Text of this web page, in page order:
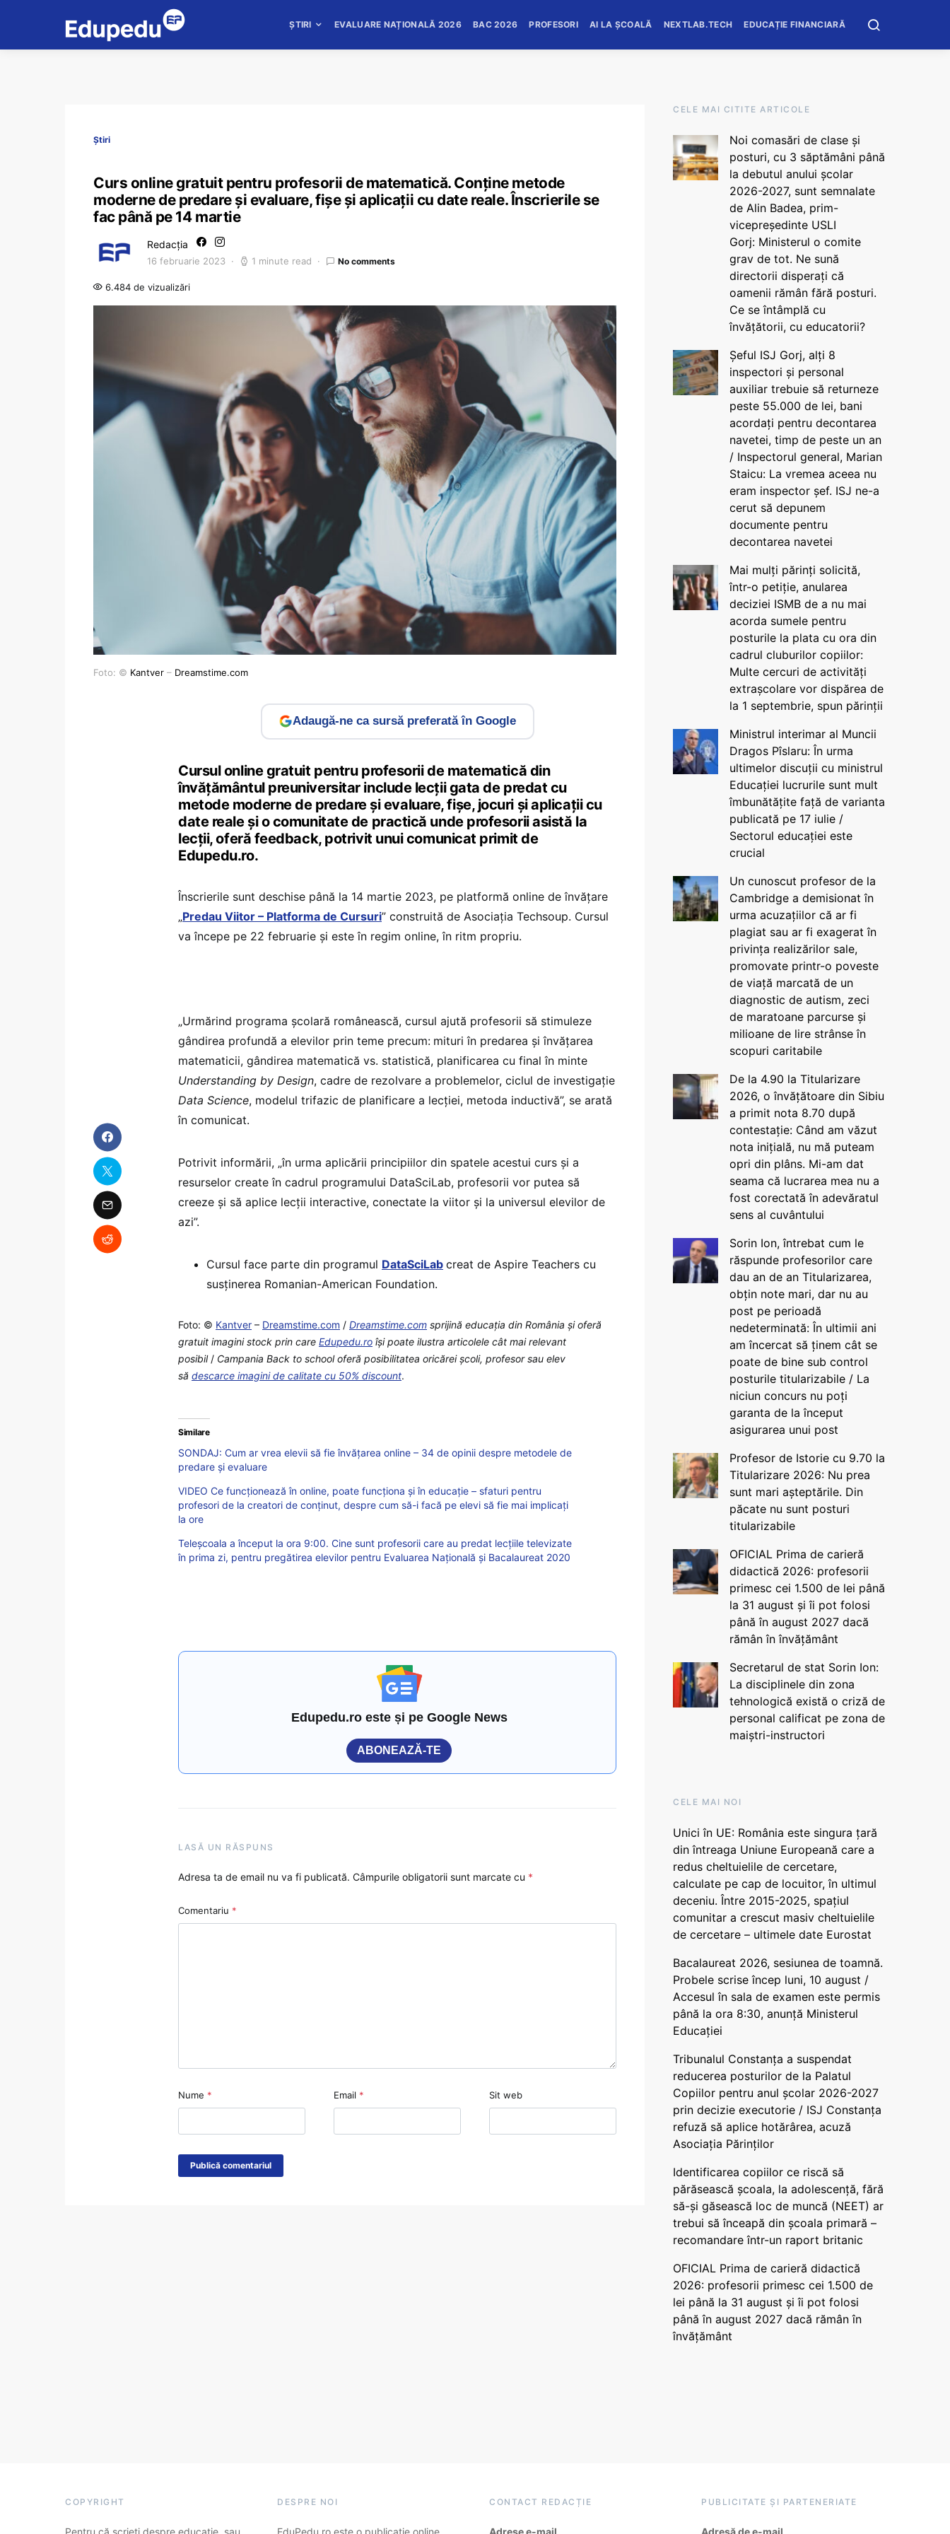
ȘTIRI EVALUARE NAȚIONALĂ 2026 BAC 2026 PROFESORI AI LA ȘCOALĂ NEXTLAB.TECH EDUCAȚIE FINANCIARĂ
Știri
Curs online gratuit pentru profesorii de matematică. Conține metode
moderne de predare și evaluare, fișe și aplicații cu date reale. Înscrierile se
fac până pe 14 martie
Redacția
16 februarie 2023 1 minute read No comments
6.484 de vizualizări
Foto: © Kantver – Dreamstime.com
Adaugă-ne ca sursă preferată în Google
Cursul online gratuit pentru profesorii de matematică din
învățământul preuniversitar include lecții gata de predat cu
metode moderne de predare și evaluare, fișe, jocuri și aplicații cu
date reale și o comunitate de practică unde profesorii asistă la
lecții, oferă feedback, potrivit unui comunicat primit de
Edupedu.ro.
Înscrierile sunt deschise până la 14 martie 2023, pe platformă online de învățare
„Predau Viitor – Platforma de Cursuri” construită de Asociația Techsoup. Cursul
va începe pe 22 februarie și este în regim online, în ritm propriu.
„Urmărind programa școlară românească, cursul ajută profesorii să stimuleze
gândirea profundă a elevilor prin teme precum: mituri în predarea și învățarea
matematicii, gândirea matematică vs. statistică, planificarea cu final în minte
Understanding by Design, cadre de rezolvare a problemelor, ciclul de investigație
Data Science, modelul trifazic de planificare a lecției, metoda inductivă”, se arată
în comunicat.
Potrivit informării, „în urma aplicării principiilor din spatele acestui curs și a
resurselor create în cadrul programului DataSciLab, profesorii vor putea să
creeze și să aplice lecții interactive, conectate la viitor și la universul elevilor de
azi”.
Cursul face parte din programul DataSciLab creat de Aspire Teachers cu
susținerea Romanian-American Foundation.
Foto: © Kantver – Dreamstime.com / Dreamstime.com sprijină educaţia din România şi oferă
gratuit imagini stock prin care Edupedu.ro îşi poate ilustra articolele cât mai relevant
posibil/ Campania Back to school oferă posibilitatea oricărei școli, profesor sau elev
să descarce imagini de calitate cu 50% discount.
Similare
SONDAJ: Cum ar vrea elevii să fie învățarea online – 34 de opinii despre metodele de
predare și evaluare
VIDEO Ce funcționează în online, poate funcționa și în educație – sfaturi pentru
profesori de la creatori de conținut, despre cum să-i facă pe elevi să fie mai implicați
la ore
Teleșcoala a început la ora 9:00. Cine sunt profesorii care au predat lecțiile televizate
în prima zi, pentru pregătirea elevilor pentru Evaluarea Națională și Bacalaureat 2020
Edupedu.ro este și pe Google News
ABONEAZĂ-TE
LASĂ UN RĂSPUNS
Adresa ta de email nu va fi publicată. Câmpurile obligatorii sunt marcate cu *
Comentariu *
Nume * Email * Sit web
CELE MAI CITITE ARTICOLE
Noi comasări de clase și
posturi, cu 3 săptămâni până
la debutul anului școlar
2026-2027, sunt semnalate
de Alin Badea, prim-
vicepreședinte USLI
Gorj: Ministerul o comite
grav de tot. Ne sună
directorii disperați că
oamenii rămân fără posturi.
Ce se întâmplă cu
învățătorii, cu educatorii?
Șeful ISJ Gorj, alți 8
inspectori și personal
auxiliar trebuie să returneze
peste 55.000 de lei, bani
acordați pentru decontarea
navetei, timp de peste un an
/ Inspectorul general, Marian
Staicu: La vremea aceea nu
eram inspector șef. ISJ ne-a
cerut să depunem
documente pentru
decontarea navetei
Mai mulți părinți solicită,
într-o petiție, anularea
deciziei ISMB de a nu mai
acorda sumele pentru
posturile la plata cu ora din
cadrul cluburilor copiilor:
Multe cercuri de activități
extrașcolare vor dispărea de
la 1 septembrie, spun părinții
Ministrul interimar al Muncii
Dragos Pîslaru: În urma
ultimelor discuții cu ministrul
Educației lucrurile sunt mult
îmbunătățite față de varianta
publicată pe 17 iulie /
Sectorul educației este
crucial
Un cunoscut profesor de la
Cambridge a demisionat în
urma acuzațiilor că ar fi
plagiat sau ar fi exagerat în
privința realizărilor sale,
promovate printr-o poveste
de viață marcată de un
diagnostic de autism, zeci
de maratoane parcurse și
milioane de lire strânse în
scopuri caritabile
De la 4.90 la Titularizare
2026, o învățătoare din Sibiu
a primit nota 8.70 după
contestație: Când am văzut
nota inițială, nu mă puteam
opri din plâns. Mi-am dat
seama că lucrarea mea nu a
fost corectată în adevăratul
sens al cuvântului
Sorin Ion, întrebat cum le
răspunde profesorilor care
dau an de an Titularizarea,
obțin note mari, dar nu au
post pe perioadă
nedeterminată: În ultimii ani
am încercat să ținem cât se
poate de bine sub control
posturile titularizabile / La
niciun concurs nu poți
garanta de la început
asigurarea unui post
Profesor de Istorie cu 9.70 la
Titularizare 2026: Nu prea
sunt mari așteptările. Din
păcate nu sunt posturi
titularizabile
OFICIAL Prima de carieră
didactică 2026: profesorii
primesc cei 1.500 de lei până
la 31 august și îi pot folosi
până în august 2027 dacă
rămân în învățământ
Secretarul de stat Sorin Ion:
La disciplinele din zona
tehnologică există o criză de
personal calificat pe zona de
maiștri-instructori
CELE MAI NOI
Unici în UE: România este singura țară
din întreaga Uniune Europeană care a
redus cheltuielile de cercetare,
calculate pe cap de locuitor, în ultimul
deceniu. Între 2015-2025, spațiul
comunitar a crescut masiv cheltuielile
de cercetare – ultimele date Eurostat
Bacalaureat 2026, sesiunea de toamnă.
Probele scrise încep luni, 10 august /
Accesul în sala de examen este permis
până la ora 8:30, anunță Ministerul
Educației
Tribunalul Constanța a suspendat
reducerea posturilor de la Palatul
Copiilor pentru anul școlar 2026-2027
prin decizie executorie / ISJ Constanța
refuză să aplice hotărârea, acuză
Asociația Părinților
Identificarea copiilor ce riscă să
părăsească școala, la adolescență, fără
să-și găsească loc de muncă (NEET) ar
trebui să înceapă din școala primară –
recomandare într-un raport britanic
OFICIAL Prima de carieră didactică
2026: profesorii primesc cei 1.500 de
lei până la 31 august și îi pot folosi
până în august 2027 dacă rămân în
învățământ
COPYRIGHT
Pentru că scrieți despre educație, sau
DESPRE NOI
EduPedu.ro este o publicație online
CONTACT REDACȚIE
Adrese e-mail
PUBLICITATE ȘI PARTENERIATE
Adresă de e-mail